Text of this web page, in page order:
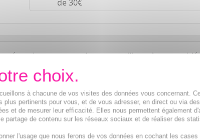
de 30€
sans paraben, sans silicone), couvre
à chacune de vos visites des données vous concernant.
pertinents pour vous, et de vous adresser, en direct ou via
et de mesurer leur efficacité. Elles nous permettent également
partage de contenu sur les réseaux sociaux et de réaliser des
l'usage que nous ferons de vos données en cochant les